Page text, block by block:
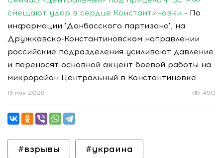
смещают удар в сердце Константиновки - По
информации "Донбасского партизана", на
Дружковско-Константиновском направлении
российские подразделения усиливают давление
и переносят основной акцент боевой работы на
микрорайон Центральный в Константиновке.
490
13 мая 2026
#взрывы #украина